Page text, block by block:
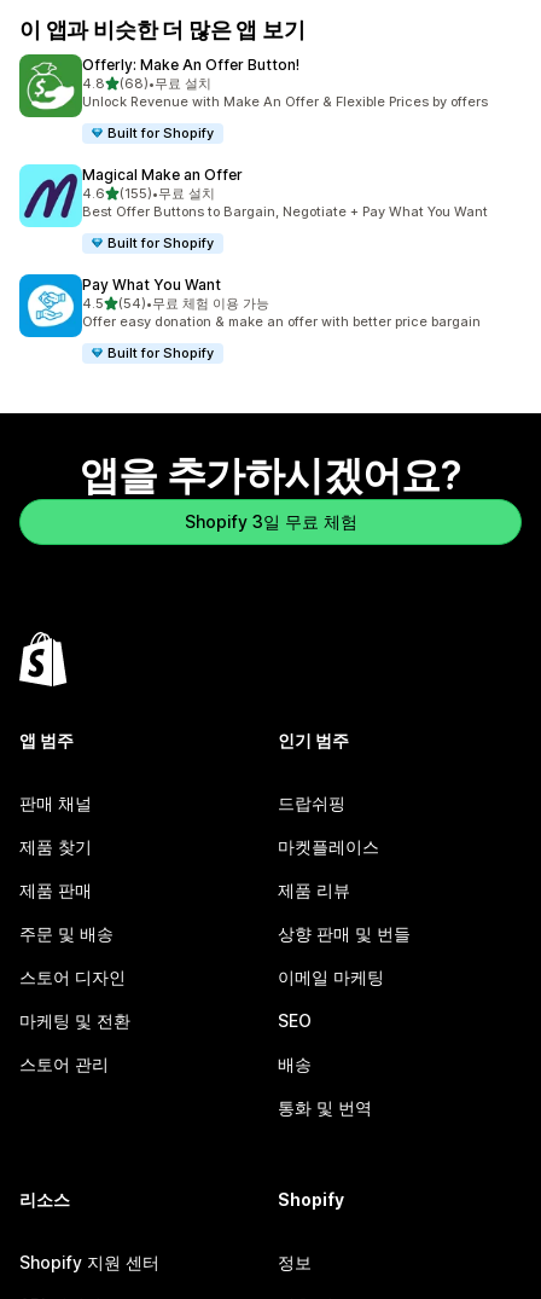
이 앱과 비슷한 더 많은 앱 보기
Offerly: Make An Offer Button!
4.8별 5개 중
(68)
총 리뷰 68개
•무료 설치
Unlock Revenue with Make An Offer & Flexible Prices by offers
Built for Shopify
Magical Make an Offer
4.6별 5개 중
(155)
총 리뷰 155개
•무료 설치
Best Offer Buttons to Bargain, Negotiate + Pay What You Want
Built for Shopify
Pay What You Want
4.5별 5개 중
(54)
총 리뷰 54개
•무료 체험 이용 가능
Offer easy donation & make an offer with better price bargain
Built for Shopify
앱을 추가하시겠어요?
Shopify 3일 무료 체험
앱 범주
판매 채널
제품 찾기
제품 판매
주문 및 배송
스토어 디자인
마케팅 및 전환
스토어 관리
인기 범주
드랍쉬핑
마켓플레이스
제품 리뷰
상향 판매 및 번들
이메일 마케팅
SEO
배송
통화 및 번역
리소스
Shopify 지원 센터
Shopify
정보